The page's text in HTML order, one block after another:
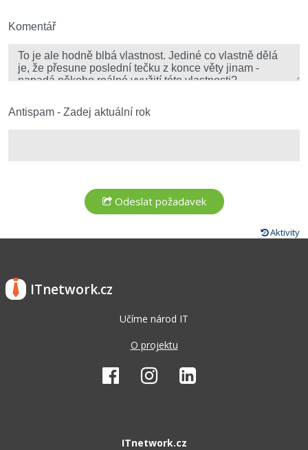
Fórum
Kybernetická bezpečnost
Komentář
Antispam - Zadej aktuální rok
Aktivity
ITnetwork.cz
Učíme národ IT
O projektu
ITnetwork.cz